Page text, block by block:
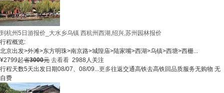
到杭州5日游报价_大水乡乌镇 西杭州西湖,绍兴,苏州园林报价
行程概览:
北京出发>外滩>东方明珠>南京路>城隍庙>陆家嘴>西湖>乌镇>西塘>西栅...
¥2799起省3000元 去看看 2988人关注
行程天数5天出发日期08/07、08/09...更多往返交通高铁去高铁回品质服务无购物 无
自费